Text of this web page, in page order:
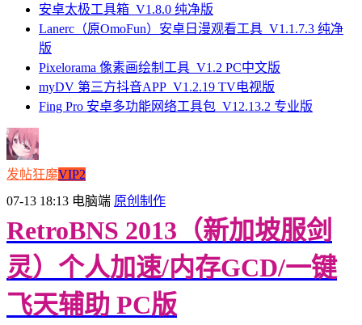
安卓太极工具箱_V1.8.0 纯净版
Lanerc（原OmoFun）安卓日漫观看工具_V1.1.7.3 纯净
版
Pixelorama 像素画绘制工具_V1.2 PC中文版
myDV 第三方抖音APP_V1.2.19 TV电视版
Fing Pro 安卓多功能网络工具包_V12.13.2 专业版
发帖狂魔VIP2
07-13 18:13 电脑端 原创制作
RetroBNS 2013（新加坡服剑
灵）个人加速/内存GCD/一键
飞天辅助 PC版